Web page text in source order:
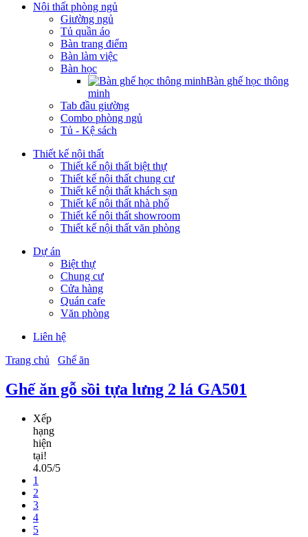
Nội thất phòng ngủ
Giường ngủ
Tủ quần áo
Bàn trang điểm
Bàn làm việc
Bàn học
Bàn ghế học thông
minh
Tab đầu giường
Combo phòng ngủ
Tủ - Kệ sách
Thiết kế nội thất
Thiết kế nội thất biệt thự
Thiết kế nội thất chung cư
Thiết kế nội thất khách sạn
Thiết kế nội thất nhà phố
Thiết kế nội thất showroom
Thiết kế nội thất văn phòng
Dự án
Biệt thự
Chung cư
Cửa hàng
Quán cafe
Văn phòng
Liên hệ
Trang chủ
Ghế ăn
Ghế ăn gỗ sồi tựa lưng 2 lá GA501
Xếp
hạng
hiện
tại!
4.05/5
1
2
3
4
5